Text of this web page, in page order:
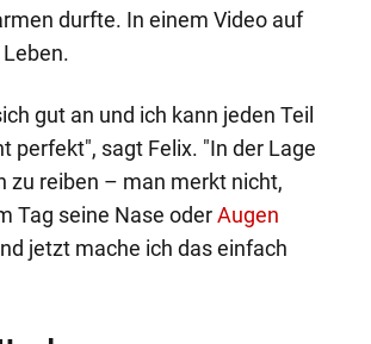
durfte. In einem Video auf
gut an und ich kann jeden Teil
perfekt", sagt Felix. "In der Lage
zu reiben – man merkt nicht,
Tag seine Nase oderAugen
jetzt mache ich das einfach